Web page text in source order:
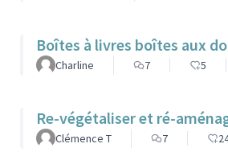
Boîtes à livres boîtes aux
Charline 7 5
Re-végétaliser et ré-
Clémence T 7